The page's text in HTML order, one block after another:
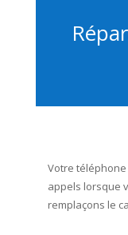
Votre
appels lorsque
remplaçons le